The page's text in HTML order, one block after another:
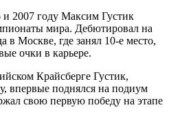
2007 году Максим Густик
мира. Дебютировал на
в Москве, где занял 10-е место,
очки в карьере.
Крайсберге Густик,
впервые поднялся на подиум
свою первую победу на этапе